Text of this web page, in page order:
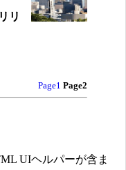
リ
Page1 Page2
UIヘルパーが含ま